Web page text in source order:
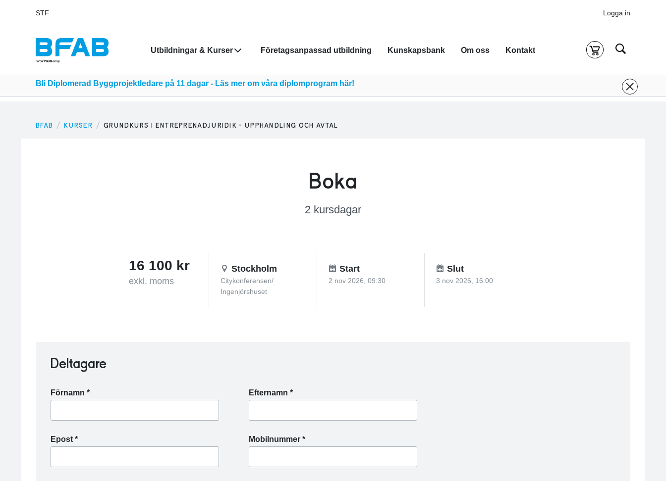
STF Logga in
Utbildningar & Kurser Företagsanpassad utbildning Kunskapsbank Om oss Kontakt Kassa
Sök
Bli Diplomerad Byggprojektledare på 11 dagar - Läs mer om våra diplomprogram här!
BFAB KURSER GRUNDKURS I ENTREPRENADJURIDIK - UPPHANDLING OCH AVTAL
Boka
2 kursdagar
16 100 kr
exkl. moms
Stockholm
Citykonferensen/
Ingenjörshuset
Start
2 nov 2026, 09:30
Slut
3 nov 2026, 16:00
Deltagare
Förnamn * Efternamn *
Epost * Mobilnummer *